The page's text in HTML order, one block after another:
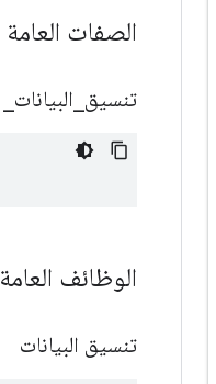
الصفات العامة
تنسيق البيانات
الوظائف العامة
تنسيق البيانات